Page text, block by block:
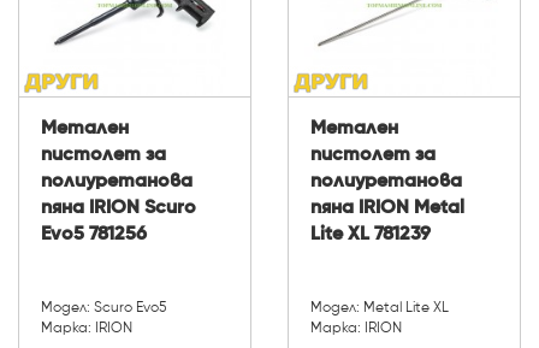
Метален
пистолет за
полиуретанова
пяна IRION Scuro
Evo5 781256
Модел: Scuro Evo5
Марка: IRION
Метален
пистолет за
полиуретанова
пяна IRION Metal
Lite XL 781239
Модел: Metal Lite XL
Марка: IRION